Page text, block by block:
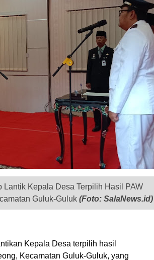
Lantik Kepala Desa Terpilih Hasil PAW
Guluk-Guluk (Foto: SalaNews.id)
Kepala Desa terpilih hasil
Kecamatan Guluk-Guluk, yang